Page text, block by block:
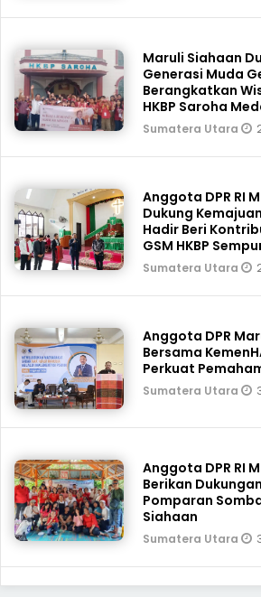
Maruli Siahaan
Generasi Muda
Berangkatkan
HKBP Saroha
Sumatera Utara
Anggota DPR RI
Dukung
Hadir Beri
GSM HKBP
Sumatera Utara
Anggota DPR
Bersama
Perkuat
Sumatera Utara
Anggota DPR RI
Berikan
Pomparan
Siahaan
Sumatera Utara